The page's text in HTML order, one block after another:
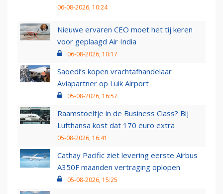
06-08-2026, 10:24
Nieuwe ervaren CEO moet het tij keren
voor geplaagd Air India
06-08-2026, 10:17
Saoedi’s kopen vrachtafhandelaar
Aviapartner op Luik Airport
05-08-2026, 16:57
Raamstoeltje in de Business Class? Bij
Lufthansa kost dat 170 euro extra
05-08-2026, 16:41
Cathay Pacific ziet levering eerste Airbus
A350F maanden vertraging oplopen
05-08-2026, 15:25